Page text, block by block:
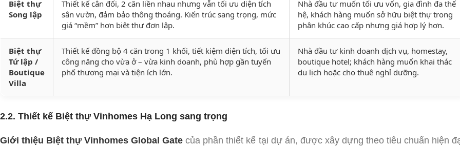
Biệt thự
Song lập
Thiết kế cân đối, 2 căn liền nhau nhưng vẫn tối ưu diện tích
sân vườn, đảm bảo thông thoáng. Kiến trúc sang trọng, mức
giá “mềm” hơn biệt thự đơn lập.
Nhà đầu tư muốn tối ưu vốn, gia đình đa thế
hệ, khách hàng muốn sở hữu biệt thự trong
phân khúc cao cấp nhưng giá hợp lý hơn.
Biệt thự
Tứ lập /
Boutique
Villa
Thiết kế đồng bộ 4 căn trong 1 khối, tiết kiệm diện tích, tối ưu
công năng cho vừa ở – vừa kinh doanh, phù hợp gần tuyến
phố thương mại và tiện ích lớn.
Nhà đầu tư kinh doanh dịch vụ, homestay,
boutique hotel; khách hàng muốn khai thác
du lịch hoặc cho thuê nghỉ dưỡng.
2.2. Thiết kế Biệt thự Vinhomes Hạ Long sang trọng
Giới thiệu Biệt thự Vinhomes Global Gate của phần thiết kế tại dự án, được xây dựng theo tiêu chuẩn hiện